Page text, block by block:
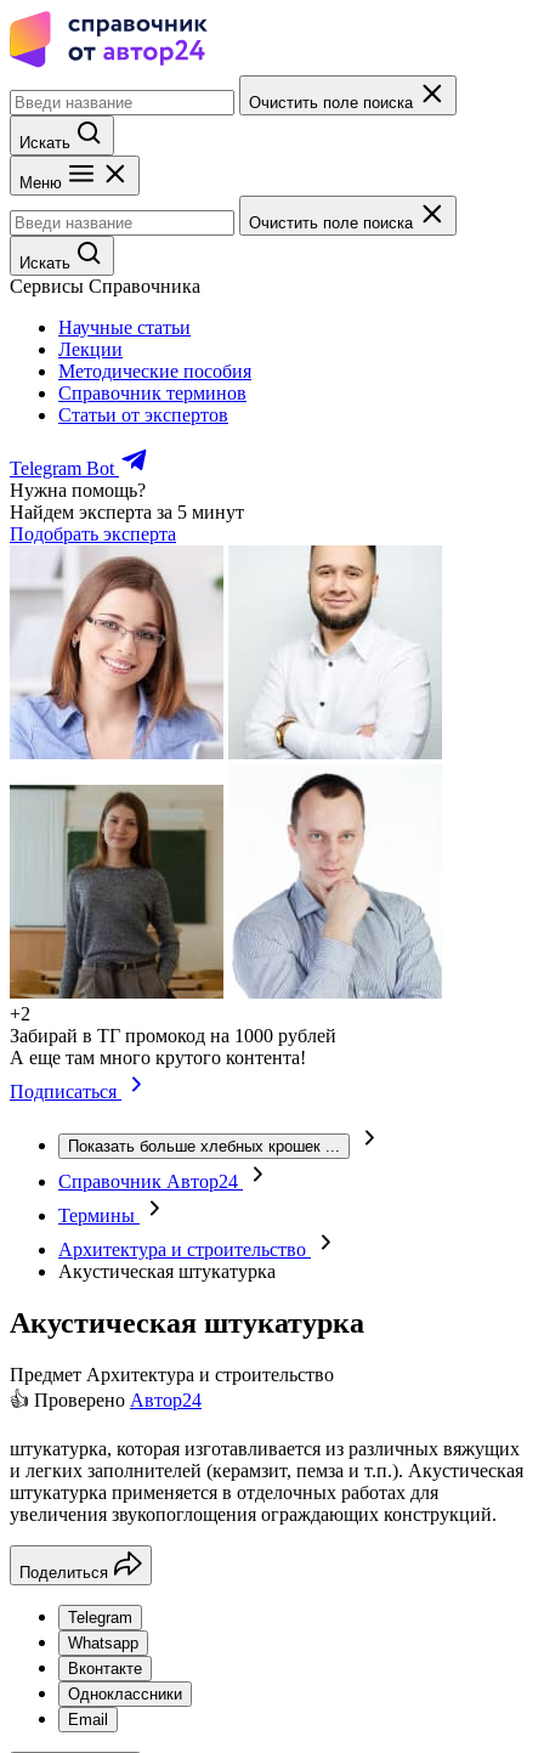
Очистить поле поиска
Искать
Меню
Очистить поле поиска
Искать
Сервисы Справочника
Научные статьи
Лекции
Методические пособия
Справочник терминов
Статьи от экспертов
Telegram Bot
Нужна помощь?
Найдем эксперта за 5 минут
Подобрать эксперта
+2
Забирай в ТГ промокод на 1000 рублей
А еще там много крутого контента!
Подписаться
Показать больше хлебных крошек ...
Справочник Автор24
Термины
Архитектура и строительство
Акустическая штукатурка
Акустическая штукатурка
Предмет Архитектура и строительство
👍 Проверено Автор24
штукатурка, которая изготавливается из различных вяжущих
и легких заполнителей (керамзит, пемза и т.п.). Акустическая
штукатурка применяется в отделочных работах для
увеличения звукопоглощения ограждающих конструкций.
Поделиться
Telegram
Whatsapp
Вконтакте
Одноклассники
Email